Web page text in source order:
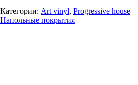
Категории: Art vinyl, Progressive house
Напольные покрытия